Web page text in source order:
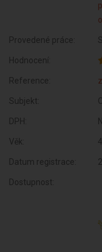
Provedené práce:
Hodnocení:
Reference:
Subjekt:
DPH:
Věk:
Datum registrace:
Dostupnost: